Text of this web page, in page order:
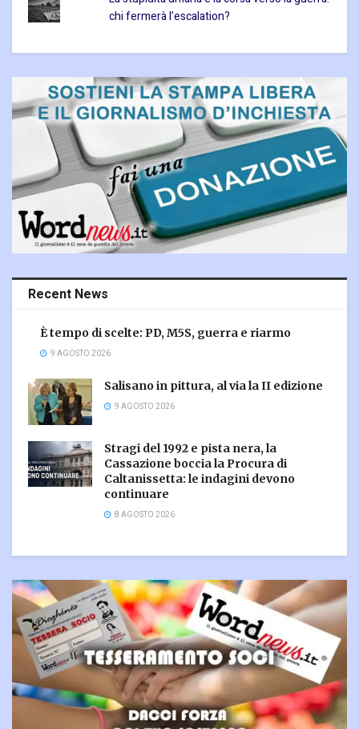
chi fermerà l’escalation?
Recent News
È tempo di scelte: PD, M5S, guerra e riarmo
9 AGOSTO 2026
Salisano in pittura, al via la II edizione
9 AGOSTO 2026
Stragi del 1992 e pista nera, la
Cassazione boccia la Procura di
Caltanissetta: le indagini devono
continuare
8 AGOSTO 2026